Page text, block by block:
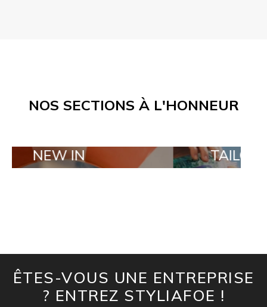
NOS SECTIONS À L'HONNEUR
TAILOR MADE
ÊTES-VOUS UNE ENTREPRISE
? ENTREZ STYLIAFOE !